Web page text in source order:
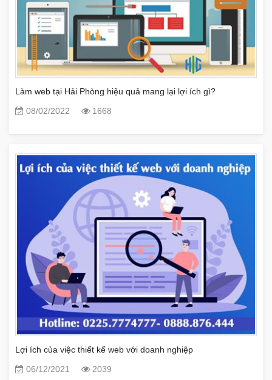
Làm web tại Hải Phòng hiệu quả mang lại lợi ích gì?
08/02/2022
1668
Lợi ích của việc thiết kế web với doanh nghiệp
06/12/2021
2039